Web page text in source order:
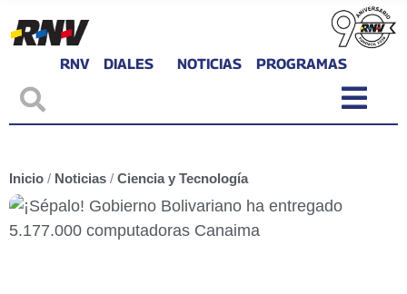
RNV DIALES NOTICIAS PROGRAMAS
Inicio / Noticias / Ciencia y Tecnología